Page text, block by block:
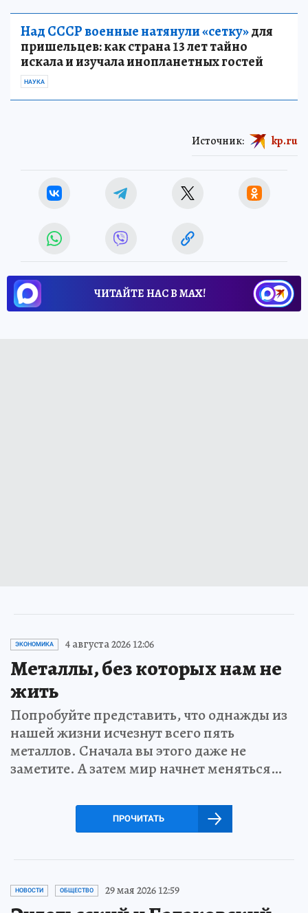
Над СССР военные натянули «сетку»для
пришельцев: как страна 13 лет тайно
искала и изучала инопланетных гостей
НАУКА
Источник: kp.ru
ЧИТАЙТЕ НАС В МАХ!
ЭКОНОМИКА 4 августа 2026 12:06
Металлы, без которых нам не
жить
Попробуйте представить, что однажды из
нашей жизни исчезнут всего пять
металлов. Сначала вы этого даже не
заметите. А затем мир начнет меняться…
ПРОЧИТАТЬ
НОВОСТИ ОБЩЕСТВО 29 мая 2026 12:59